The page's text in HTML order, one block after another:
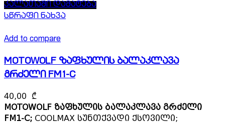
კალათაში დამატება
სწრაფი ნახვა
Add to compare
MOTOWOLF ზაფხულის ბალაკლავა
გრძელი FM1-C
40,00 ₾
MOTOWOLF ზაფხულის ბალაკლავა გრძელი
FM1-C; COOLMAX სუნთქვადი ქსოვილი;